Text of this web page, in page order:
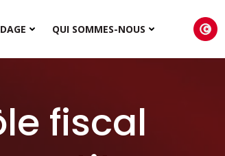
QUI SOMMES-NOUS
fiscal